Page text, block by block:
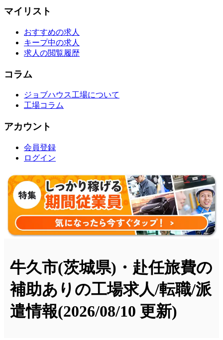
マイリスト
おすすめの求人
キープ中の求人
求人の閲覧履歴
コラム
ジョブハウス工場について
工場コラム
アカウント
会員登録
ログイン
牛久市(茨城県)・赴任旅費の
補助ありの工場求人/転職/派
遣情報(2026/08/10 更新)